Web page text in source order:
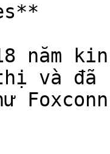
năm
và